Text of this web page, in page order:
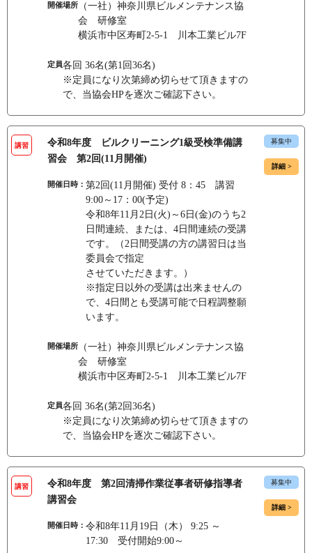
開催場所（一社）神奈川県ビルメンテナンス協
会 研修室
横浜市中区寿町2-5-1 川本工業ビル7F
定員各回 36名(第1回36名)
※定員になり次第締め切らせて頂きますの
で、当協会HPを逐次ご確認下さい。
講習
令和8年度 ビルクリーニング1級受検準備講
習会 第2回(11月開催)
開催日時： 第2回(11月開催) 受付 8：45 講習
9:00～17：00(予定)
令和8年11月2日(火)～6日(金)のうち2
日間連続、または、4日間連続の受講
です。（2日間受講の方の講習日は当
委員会で指定
させていただきます。）
※指定日以外の受講は出来ませんの
で、4日間とも受講可能で日程調整願
います。
開催場所（一社）神奈川県ビルメンテナンス協
会 研修室
横浜市中区寿町2-5-1 川本工業ビル7F
定員各回 36名(第2回36名)
※定員になり次第締め切らせて頂きますの
で、当協会HPを逐次ご確認下さい。
募集中
詳細 >
講習
令和8年度 第2回清掃作業従事者研修指導者
講習会
開催日時： 令和8年11月19日（木） 9:25 ～
17:30 受付開始9:00～
募集中
詳細 >